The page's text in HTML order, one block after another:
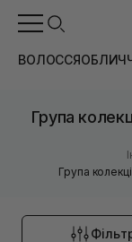
ВОЛОССЯ
Група
Група